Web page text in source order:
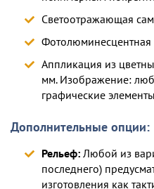
Светоотражающая
Фотолюминесцентная
Аппликация из
мм. Изображение:
графические
Дополнительные опции:
Рельеф: Любой из
последнего)
изготовления как